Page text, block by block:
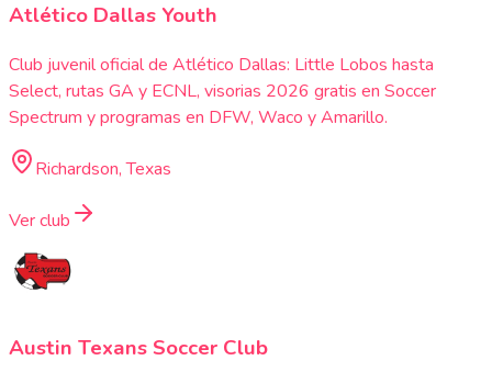
Atlético Dallas Youth
Club juvenil oficial de Atlético Dallas: Little Lobos hasta
Select, rutas GA y ECNL, visorias 2026 gratis en Soccer
Spectrum y programas en DFW, Waco y Amarillo.
Richardson, Texas
Ver club
Austin Texans Soccer Club